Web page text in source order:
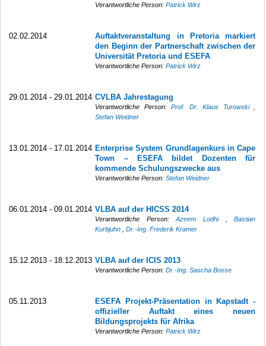
Verantwortliche Person:Patrick Wirz
02.02.2014
Auftaktveranstaltung in Pretoria markiert
den Beginn der Partnerschaft zwischen der
Universität Pretoria und ESEFA
Verantwortliche Person:Patrick Wirz
29.01.2014 - 29.01.2014 CVLBA Jahrestagung
Verantwortliche Person:Prof. Dr. Klaus Turowski
Stefan Weidner
13.01.2014 - 17.01.2014 Enterprise System Grundlagenkurs in Cape
Town – ESEFA bildet Dozenten für
kommende Schulungszwecke aus
Verantwortliche Person:Stefan Weidner
06.01.2014 - 09.01.2014 VLBA auf der HICSS 2014
Verantwortliche Person:Azeem Lodhi ,Bastian
Kurbjuhn
,Dr.-Ing. Frederik Kramer
15.12.2013 - 18.12.2013 VLBA auf der ICIS 2013
Verantwortliche Person:Dr.-Ing. Sascha Bosse
05.11.2013
ESEFA Projekt-Präsentation in Kapstadt -
offizieller Auftakt eines neuen
Bildungsprojekts für Afrika
Verantwortliche Person:Patrick Wirz